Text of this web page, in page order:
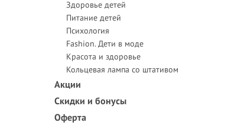
Здоровье детей
Питание детей
Психология
Fashion. Дети в моде
Красота и здоровье
Кольцевая лампа со штативом
Акции
Скидки и бонусы
Оферта